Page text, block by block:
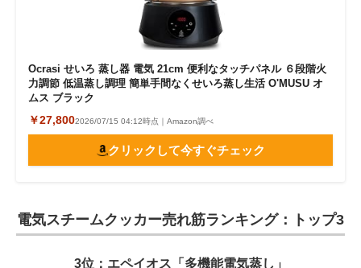
Ocrasi せいろ 蒸し器 電気 21cm 便利なタッチパネル ６段階火
力調節 低温蒸し調理 簡単手間なくせいろ蒸し生活 O'MUSU オ
ムス ブラック
￥27,8002026/07/15 04:12時点｜Amazon調べ
クリックして今すぐチェック
電気スチームクッカー売れ筋ランキング：トップ3
3位：エペイオス「多機能電気蒸し」